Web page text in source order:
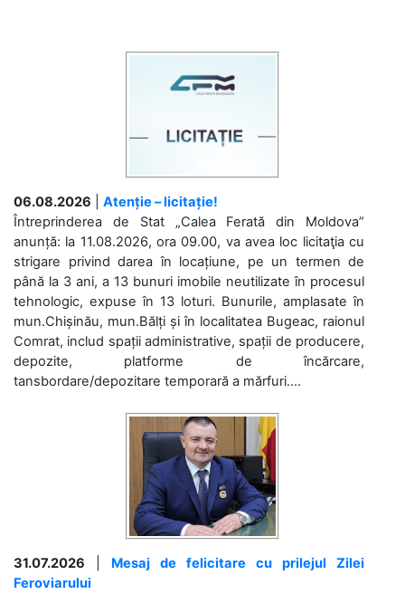
06.08.2026
Atenție – licitație!
Întreprinderea de Stat „Calea Ferată din Moldova”
anunță: la 11.08.2026, ora 09.00, va avea loc licitaţia cu
strigare privind darea în locațiune, pe un termen de
până la 3 ani, a 13 bunuri imobile neutilizate în procesul
tehnologic, expuse în 13 loturi. Bunurile, amplasate în
mun.Chișinău, mun.Bălți și în localitatea Bugeac, raionul
Comrat, includ spații administrative, spații de producere,
depozite, platforme de încărcare,
tansbordare/depozitare temporară a mărfuri....
31.07.2026
Mesaj de felicitare cu prilejul Zilei
Feroviarului